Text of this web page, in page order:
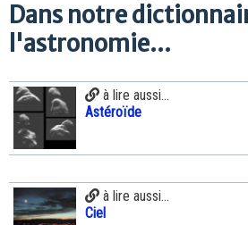
Dans notre
l'astronomie...
à lire aussi...
Astéroïde
à lire aussi...
Ciel